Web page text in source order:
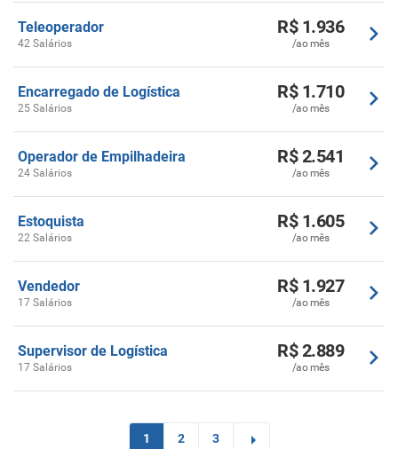
Teleoperador
42 Salários
R$ 1.936
/ao mês
Encarregado de Logística
25 Salários
R$ 1.710
/ao mês
Operador de Empilhadeira
24 Salários
R$ 2.541
/ao mês
Estoquista
22 Salários
R$ 1.605
/ao mês
Vendedor
17 Salários
R$ 1.927
/ao mês
Supervisor de Logística
17 Salários
R$ 2.889
/ao mês
1 2 3